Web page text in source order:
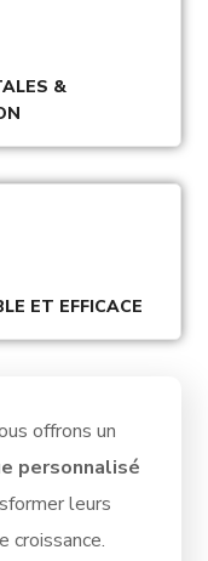
&
ET EFFICACE
offrons un
personnalisé
leurs
croissance.